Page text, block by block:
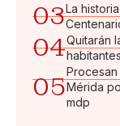
03La
04Quitarán
05Mérida
mdp